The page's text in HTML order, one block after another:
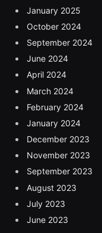
January 2025
October 2024
September 2024
June 2024
April 2024
March 2024
February 2024
January 2024
December 2023
November 2023
September 2023
August 2023
July 2023
June 2023